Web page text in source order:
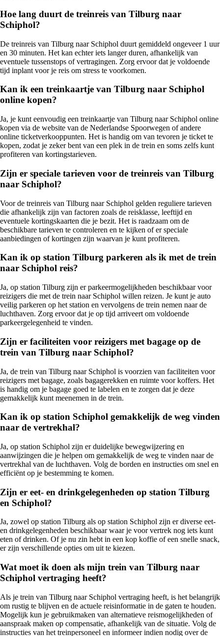
Hoe lang duurt de treinreis van Tilburg naar
Schiphol?
De treinreis van Tilburg naar Schiphol duurt gemiddeld ongeveer 1 uur
en 30 minuten. Het kan echter iets langer duren, afhankelijk van
eventuele tussenstops of vertragingen. Zorg ervoor dat je voldoende
tijd inplant voor je reis om stress te voorkomen.
Kan ik een treinkaartje van Tilburg naar Schiphol
online kopen?
Ja, je kunt eenvoudig een treinkaartje van Tilburg naar Schiphol online
kopen via de website van de Nederlandse Spoorwegen of andere
online ticketverkooppunten. Het is handig om van tevoren je ticket te
kopen, zodat je zeker bent van een plek in de trein en soms zelfs kunt
profiteren van kortingstarieven.
Zijn er speciale tarieven voor de treinreis van Tilburg
naar Schiphol?
Voor de treinreis van Tilburg naar Schiphol gelden reguliere tarieven
die afhankelijk zijn van factoren zoals de reisklasse, leeftijd en
eventuele kortingskaarten die je bezit. Het is raadzaam om de
beschikbare tarieven te controleren en te kijken of er speciale
aanbiedingen of kortingen zijn waarvan je kunt profiteren.
Kan ik op station Tilburg parkeren als ik met de trein
naar Schiphol reis?
Ja, op station Tilburg zijn er parkeermogelijkheden beschikbaar voor
reizigers die met de trein naar Schiphol willen reizen. Je kunt je auto
veilig parkeren op het station en vervolgens de trein nemen naar de
luchthaven. Zorg ervoor dat je op tijd arriveert om voldoende
parkeergelegenheid te vinden.
Zijn er faciliteiten voor reizigers met bagage op de
trein van Tilburg naar Schiphol?
Ja, de trein van Tilburg naar Schiphol is voorzien van faciliteiten voor
reizigers met bagage, zoals bagagerekken en ruimte voor koffers. Het
is handig om je bagage goed te labelen en te zorgen dat je deze
gemakkelijk kunt meenemen in de trein.
Kan ik op station Schiphol gemakkelijk de weg vinden
naar de vertrekhal?
Ja, op station Schiphol zijn er duidelijke bewegwijzering en
aanwijzingen die je helpen om gemakkelijk de weg te vinden naar de
vertrekhal van de luchthaven. Volg de borden en instructies om snel en
efficiënt op je bestemming te komen.
Zijn er eet- en drinkgelegenheden op station Tilburg
en Schiphol?
Ja, zowel op station Tilburg als op station Schiphol zijn er diverse eet-
en drinkgelegenheden beschikbaar waar je voor vertrek nog iets kunt
eten of drinken. Of je nu zin hebt in een kop koffie of een snelle snack,
er zijn verschillende opties om uit te kiezen.
Wat moet ik doen als mijn trein van Tilburg naar
Schiphol vertraging heeft?
Als je trein van Tilburg naar Schiphol vertraging heeft, is het belangrijk
om rustig te blijven en de actuele reisinformatie in de gaten te houden.
Mogelijk kun je gebruikmaken van alternatieve reismogelijkheden of
aanspraak maken op compensatie, afhankelijk van de situatie. Volg de
instructies van het treinpersoneel en informeer indien nodig over de